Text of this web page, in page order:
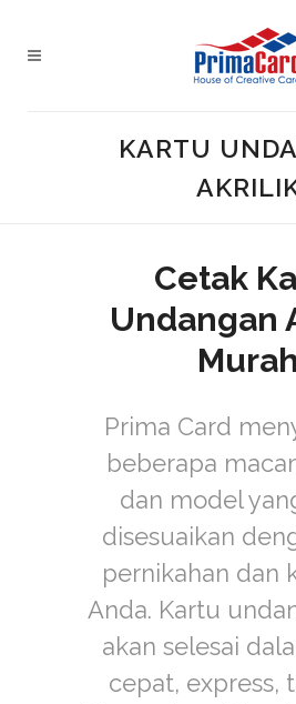
KARTU
Cetak
Undangan
Murah
Prima Card
beberapa
dan model
disesuaikan
pernikahan dan
Anda. Kartu
akan selesai
cepat, express,